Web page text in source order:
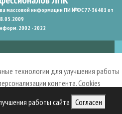
работы сайта Согласен
массовой информации ПИ №ФС77-36401 от
2002 - 2022
технологии для улучшения работы
контента. Cookies